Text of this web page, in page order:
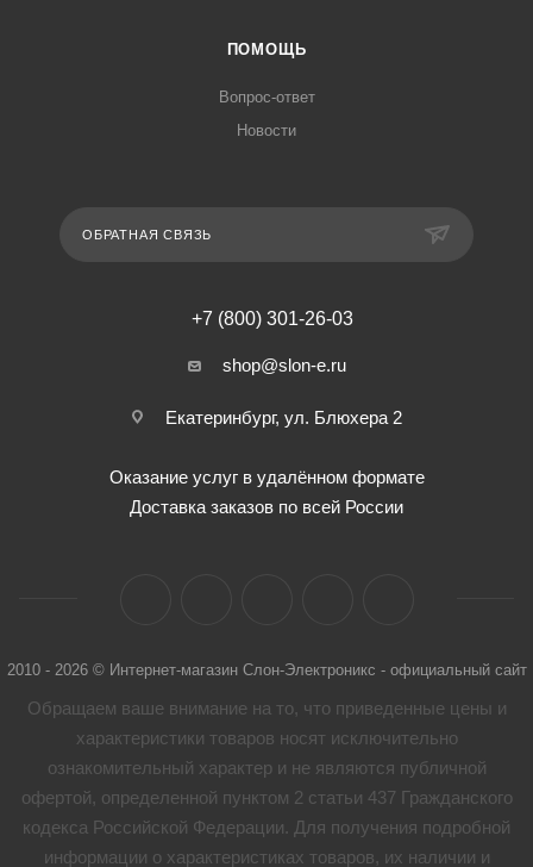
ПОМОЩЬ
Вопрос-ответ
Новости
ОБРАТНАЯ СВЯЗЬ
+7 (800) 301-26-03
shop@slon-e.ru
Екатеринбург, ул. Блюхера 2
Оказание услуг в удалённом формате
Доставка заказов по всей России
2010 - 2026 © Интернет-магазин Слон-Электроникс - официальный сайт
Обращаем ваше внимание на то, что приведенные цены и
характеристики товaров носят исключительно
ознакомительный характер и не являются публичной
офертой, определенной пунктом 2 статьи 437 Гражданского
кодекса Российской Федерации. Для получения подробной
информации о характеристиках товaров, их наличии и